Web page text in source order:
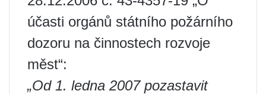
účasti orgánů státního požárního
dozoru na činnostech rozvoje
měst“:
„Od 1. ledna 2007 pozastavit